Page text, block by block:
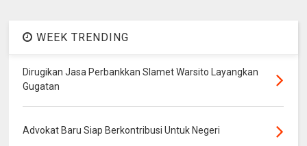
WEEK TRENDING
Dirugikan Jasa Perbankkan Slamet Warsito Layangkan
Gugatan
Advokat Baru Siap Berkontribusi Untuk Negeri